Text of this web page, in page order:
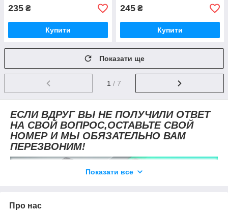
235 ₴
Купити
245 ₴
Купити
Показати ще
1 / 7
ЕСЛИ ВДРУГ ВЫ НЕ ПОЛУЧИЛИ ОТВЕТ
НА СВОЙ ВОПРОС,ОСТАВЬТЕ СВОЙ
НОМЕР И МЫ ОБЯЗАТЕЛЬНО ВАМ
ПЕРЕЗВОНИМ!
Показати все
Про нас